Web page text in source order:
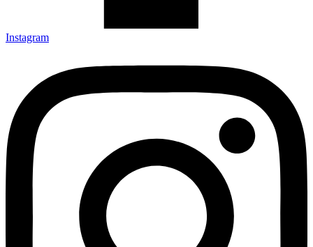
Instagram